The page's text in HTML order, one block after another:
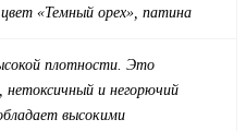
«Темный орех», патина
плотности. Это
нетоксичный и негорючий
высокими